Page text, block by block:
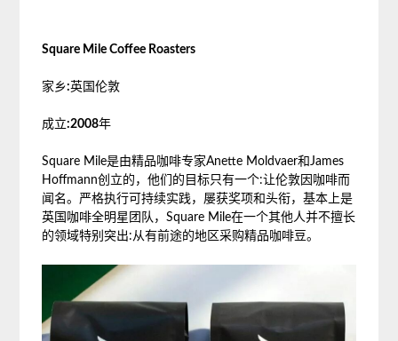
Square Mile Coffee Roasters
家乡:英国伦敦
成立:2008年
Square Mile是由精品咖啡专家Anette Moldvaer和James
Hoffmann创立的，他们的目标只有一个:让伦敦因咖啡而
闻名。严格执行可持续实践，屡获奖项和头衔，基本上是
英国咖啡全明星团队，Square Mile在一个其他人并不擅长
的领域特别突出:从有前途的地区采购精品咖啡豆。